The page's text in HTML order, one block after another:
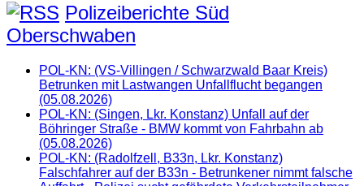
Polizeiberichte Süd
Oberschwaben
POL-KN: (VS-Villingen / Schwarzwald Baar Kreis)
Betrunken mit Lastwangen Unfallflucht begangen
(05.08.2026)
POL-KN: (Singen, Lkr. Konstanz) Unfall auf der
Böhringer Straße - BMW kommt von Fahrbahn ab
(05.08.2026)
POL-KN: (Radolfzell, B33n, Lkr. Konstanz)
Falschfahrer auf der B33n - Betrunkener nimmt falsche